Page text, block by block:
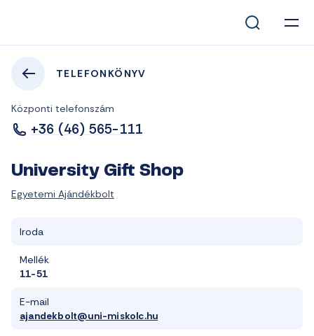
TELEFONKÖNYV
Központi telefonszám
+36 (46) 565-111
University Gift Shop
Egyetemi Ajándékbolt
Iroda
Mellék
11-51
E-mail
ajandekbolt@uni-miskolc.hu